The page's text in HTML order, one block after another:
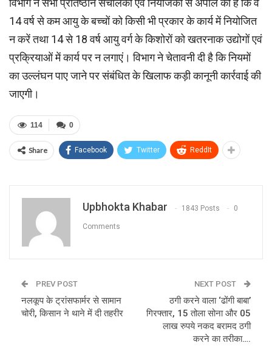
विभाग ने सभी प्रतिष्ठान संचालकों एवं नियोजकों से अपील की है कि वे
14 वर्ष से कम आयु के बच्चों को किसी भी प्रकार के कार्य में नियोजित
न करें तथा 14 से 18 वर्ष आयु वर्ग के किशोरों को खतरनाक उद्योगों एवं
प्रक्रियाओं में कार्य पर न लगाएं। विभाग ने चेतावनी दी है कि नियमों
का उल्लंघन पाए जाने पर संबंधित के खिलाफ कड़ी कानूनी कार्रवाई की
जाएगी।
0
114
Share Facebook Twitter ReddIt
Upbhokta Khabar 1843 Posts 0
Comments
PREV POST
नलकूप के ट्रांसफार्मर से सामान
चोरी, किसान ने थाने में दी तहरीर
NEXT POST
ठगी करने वाला ‘ढोंगी बाबा’
गिरफ्तार, 15 तोला सोना और 05
लाख रुपये नकद बरामद ठगी
करने का तरीका….